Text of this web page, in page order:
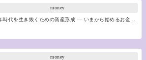
money
時代を生き抜くための資産形成 ― いまから始めるお金…
money